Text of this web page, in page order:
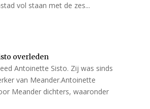
vol staan met de zes...
overleden
Antoinette Sisto. Zij was sinds
van Meander.Antoinette
Meander dichters, waaronder